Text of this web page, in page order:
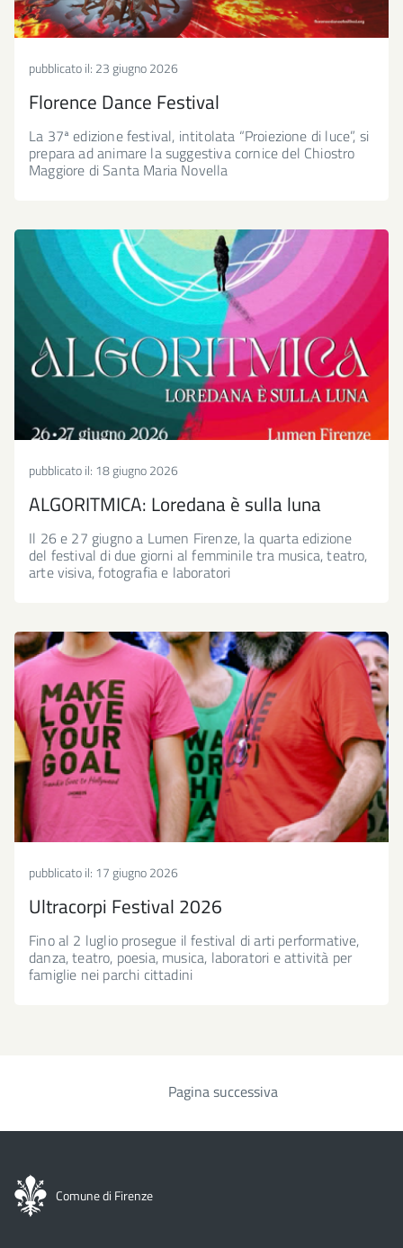
pubblicato il: 23 giugno 2026
Florence Dance Festival
La 37ª edizione festival, intitolata “Proiezione di luce”, si
prepara ad animare la suggestiva cornice del Chiostro
Maggiore di Santa Maria Novella
pubblicato il: 18 giugno 2026
ALGORITMICA: Loredana è sulla luna
Il 26 e 27 giugno a Lumen Firenze, la quarta edizione
del festival di due giorni al femminile tra musica, teatro,
arte visiva, fotografia e laboratori
pubblicato il: 17 giugno 2026
Ultracorpi Festival 2026
Fino al 2 luglio prosegue il festival di arti performative,
danza, teatro, poesia, musica, laboratori e attività per
famiglie nei parchi cittadini
Pagina successiva
Comune di Firenze